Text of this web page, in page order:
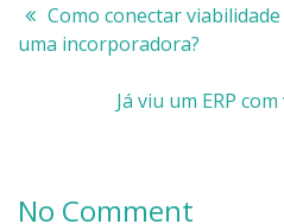
Como conectar
uma incorporadora?
Já viu um ERP
No Comment